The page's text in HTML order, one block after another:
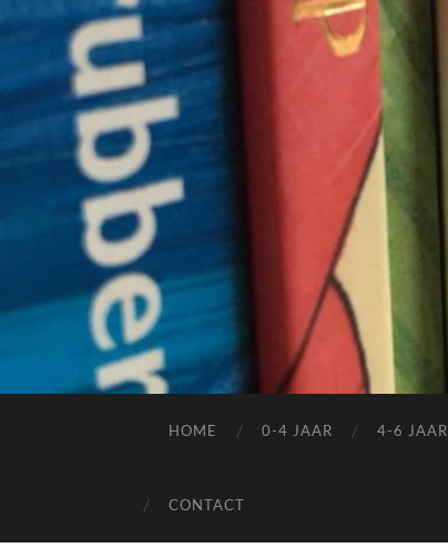
HOME 0-4 JAAR 4-6 JAAR
CONTACT